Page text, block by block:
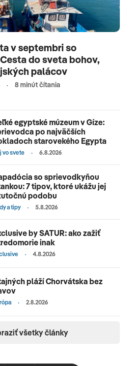
v septembri so
do sveta bohov,
palácov
8 minút čítania
egyptské múzeum v Gíze:
po najväčších
starovekého Egypta
vo svete 6.8.2026
so sprievodkyňou
7 tipov, ktoré ukážu jej
podobu
a tipy 5.8.2026
by SATUR: ako zažiť
inak
4.8.2026
pláží Chorvátska bez
2.8.2026
všetky články